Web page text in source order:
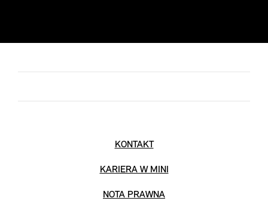
KONTAKT
KARIERA W MINI
NOTA PRAWNA